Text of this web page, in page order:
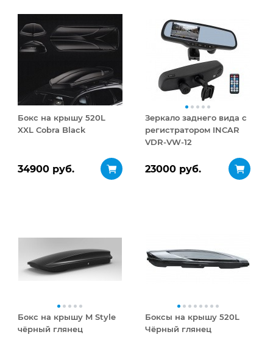
Бокс на крышу 520L
XXL Cobra Black
34900 руб.
Зеркало заднего вида с
регистратором INCAR
VDR-VW-12
23000 руб.
Бокс на крышу M Style
чёрный глянец
Боксы на крышу 520L
Чёрный глянец